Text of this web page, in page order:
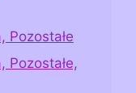
Pozostałe
Pozostałe,